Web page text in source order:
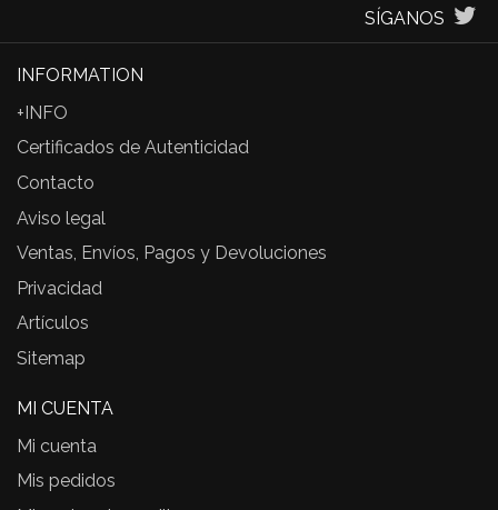
SÍGANOS
INFORMATION
+INFO
Certificados de Autenticidad
Contacto
Aviso legal
Ventas, Envíos, Pagos y Devoluciones
Privacidad
Artículos
Sitemap
MI CUENTA
Mi cuenta
Mis pedidos